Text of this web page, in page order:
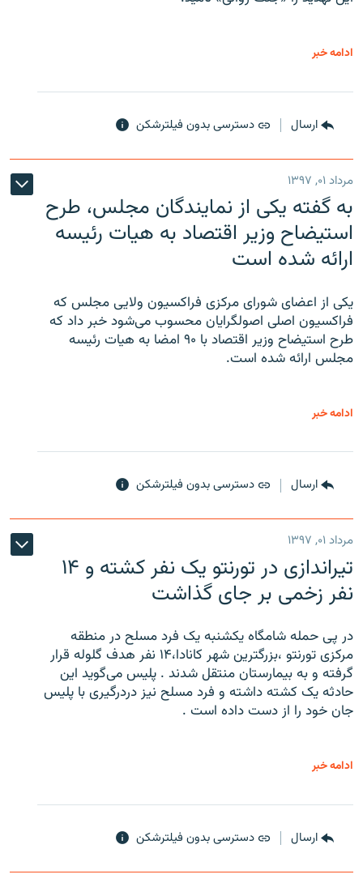
ادامه خبر
ارسال دسترسی بدون فیلترشکن
مرداد ۰۱, ۱۳۹۷
به گفته یکی از نمایندگان مجلس، طرح
استیضاح وزیر اقتصاد به هیات رئیسه
ارائه شده است
یکی از اعضای شورای مرکزی فراکسیون ولایی مجلس که
فراکسیون اصلی اصولگرایان محسوب می‌شود خبر داد که
طرح استیضاح وزیر اقتصاد با ۹۰ امضا به هیات رئیسه
مجلس ارائه شده است.
ادامه خبر
ارسال دسترسی بدون فیلترشکن
مرداد ۰۱, ۱۳۹۷
تیراندازی در تورنتو یک نفر کشته و ۱۴
نفر زخمی بر جای گذاشت
در پی حمله شامگاه یکشنبه یک فرد مسلح در منطقه
مرکزی تورنتو ،‌بزرگترین شهر کانادا،۱۴ نفر هدف گلوله قرار
گرفته و به بیمارستان منتقل شدند . پلیس می‌گوید این
حادثه یک کشته داشته و فرد مسلح نیز دردرگیری با پلیس
جان خود را از دست داده است .
ادامه خبر
ارسال دسترسی بدون فیلترشکن